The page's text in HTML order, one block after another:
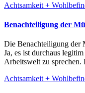
Achtsamkeit +
Benachteiligung der
Die Benachteiligung der Mütter in unserer Gesellschaft ist eklatant.
Ja, es ist durchaus
Arbeitswelt zu
Achtsamkeit +